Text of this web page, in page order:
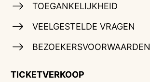
TOEGANKELIJKHEID
VEELGESTELDE VRAGEN
BEZOEKERSVOORWAARDEN
TICKETVERKOOP